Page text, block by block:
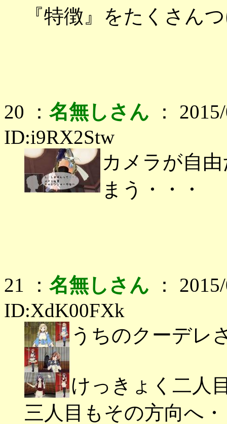
『特徴』をたくさん
20 ： 名無しさん ：
ID:i9RX2Stw
カメラが自
まう・・・
21 ： 名無しさん ：
ID:XdK00FXk
うちのクーデレ
けっきょく二人
三人目もその方向へ